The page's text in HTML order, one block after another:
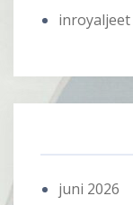
inroyaljeet
juni 2026